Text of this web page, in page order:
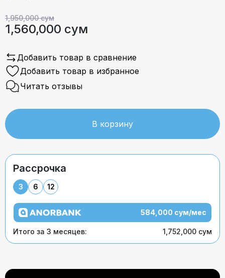
1,950,000 сум
1,560,000 сум
Добавить товар в сравнение
Добавить товар в избранное
Читать отзывы
В корзину
Рассрочка
3 6 12
584,000 сум/мес
Итого за 3 месяцев: 1,752,000 сум